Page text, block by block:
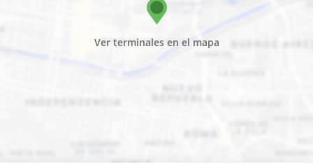
Ver terminales en el mapa